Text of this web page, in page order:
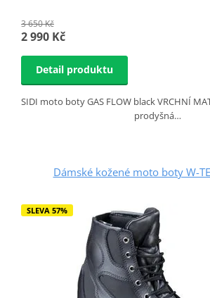
3 650 Kč
2 990 Kč
Detail produktu
SIDI moto boty GAS FLOW black VRCHNÍ
prodyšná…
Dámské kožené moto boty W-
SLEVA 57%